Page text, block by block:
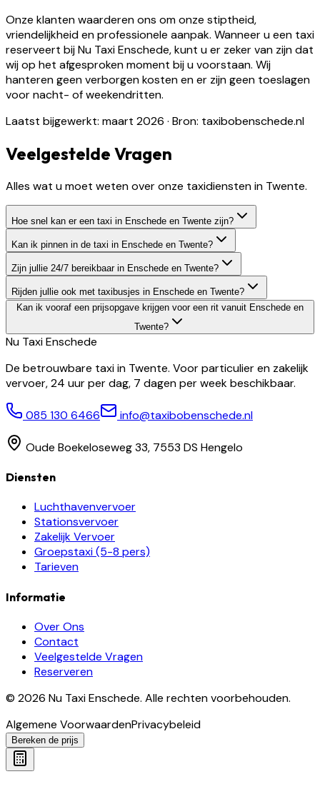
Onze klanten waarderen ons om onze stiptheid,
vriendelijkheid en professionele aanpak. Wanneer u een taxi
reserveert bij Nu Taxi Enschede, kunt u er zeker van zijn dat
wij op het afgesproken moment bij u voorstaan. Wij
hanteren geen verborgen kosten en er zijn geen toeslagen
voor nacht- of weekendritten.
Laatst bijgewerkt: maart 2026 · Bron: taxibobenschede.nl
Veelgestelde Vragen
Alles wat u moet weten over onze taxidiensten in Twente.
Hoe snel kan er een taxi in Enschede en Twente zijn?
Kan ik pinnen in de taxi in Enschede en Twente?
Zijn jullie 24/7 bereikbaar in Enschede en Twente?
Rijden jullie ook met taxibusjes in Enschede en Twente?
Kan ik vooraf een prijsopgave krijgen voor een rit vanuit Enschede en
Twente?
Nu TaxiEnschede
De betrouwbare taxi in Twente. Voor particulier en zakelijk
vervoer, 24 uur per dag, 7 dagen per week beschikbaar.
085 130 6466 info@taxibobenschede.nl
Oude Boekeloseweg 33, 7553 DS Hengelo
Diensten
Luchthavenvervoer
Stationsvervoer
Zakelijk Vervoer
Groepstaxi (5-8 pers)
Tarieven
Informatie
Over Ons
Contact
Veelgestelde Vragen
Reserveren
© 2026 Nu Taxi Enschede. Alle rechten voorbehouden.
Algemene VoorwaardenPrivacybeleid
Bereken de prijs